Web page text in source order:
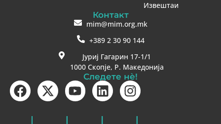
Извештаи
Контакт
mim@mim.org.mk
+389 2 30 90 144
Јуриј Гагарин 17-1/1
1000 Скопје, Р. Македонија
Следете нè!